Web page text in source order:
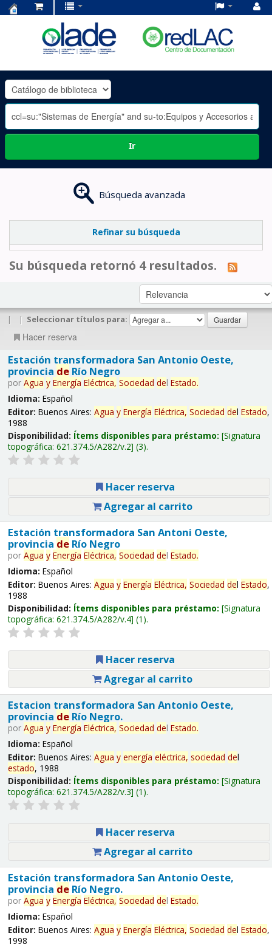
OLADE
-
Ir
Búsqueda avanzada
Refinar su búsqueda
Su búsqueda retornó 4 resultados.
| | Seleccionar títulos para:
Hacer reserva
Estación transformadora San Antonio Oeste,
provincia deRío Negro
por Agua y Energía Eléctrica, Sociedad del Estado.
Idioma: Español
Editor: Buenos Aires: Agua y Energía Eléctrica, Sociedad del Estado,
1988
Disponibilidad: Ítems disponibles para préstamo: Signatura
topográfica: 621.374.5/A282/v.2 (3).
Hacer reserva
Agregar al carrito
Estación transformadora San Antoni Oeste,
provincia deRío Negro
por Agua y Energía Eléctrica, Sociedad del Estado.
Idioma: Español
Editor: Buenos Aires: Agua y Energía Eléctrica, Sociedad del Estado,
1988
Disponibilidad: Ítems disponibles para préstamo: Signatura
topográfica: 621.374.5/A282/v.4 (1).
Hacer reserva
Agregar al carrito
Estacion transformadora San Antonio Oeste,
provincia deRío Negro.
por Agua y Energía Eléctrica, Sociedad del Estado.
Idioma: Español
Editor: Buenos Aires: Agua y energía eléctrica, sociedad del
estado, 1988
Disponibilidad: Ítems disponibles para préstamo: Signatura
topográfica: 621.374.5/A282/v.3 (1).
Hacer reserva
Agregar al carrito
Estación transformadora San Antonio Oeste,
provincia deRío Negro.
por Agua y Energía Eléctrica, Sociedad del Estado.
Idioma: Español
Editor: Buenos Aires: Agua y Energía Eléctrica, Sociedad del Estado,
1998